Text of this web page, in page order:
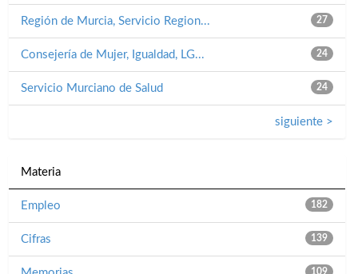
27
Región de Murcia, Servicio Region...
24
Consejería de Mujer, Igualdad, LG...
24
Servicio Murciano de Salud
siguiente >
Materia
182
Empleo
139
Cifras
109